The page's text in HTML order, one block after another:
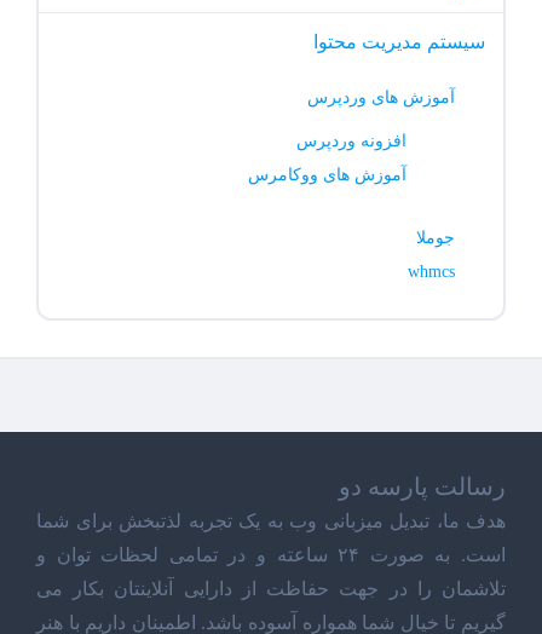
سیستم مدیریت محتوا
آموزش های وردپرس
افزونه وردپرس
آموزش های ووکامرس
جوملا
whmcs
رسالت پارسه دو
هدف ما، تبدیل میزبانی وب به یک تجربه لذتبخش برای شما
است. به صورت ۲۴ ساعته و در تمامی لحظات توان و
تلاشمان را در جهت حفاظت از دارایی آنلاینتان بکار می
گیریم تا خیال شما همواره آسوده باشد. اطمینان داریم با هنر